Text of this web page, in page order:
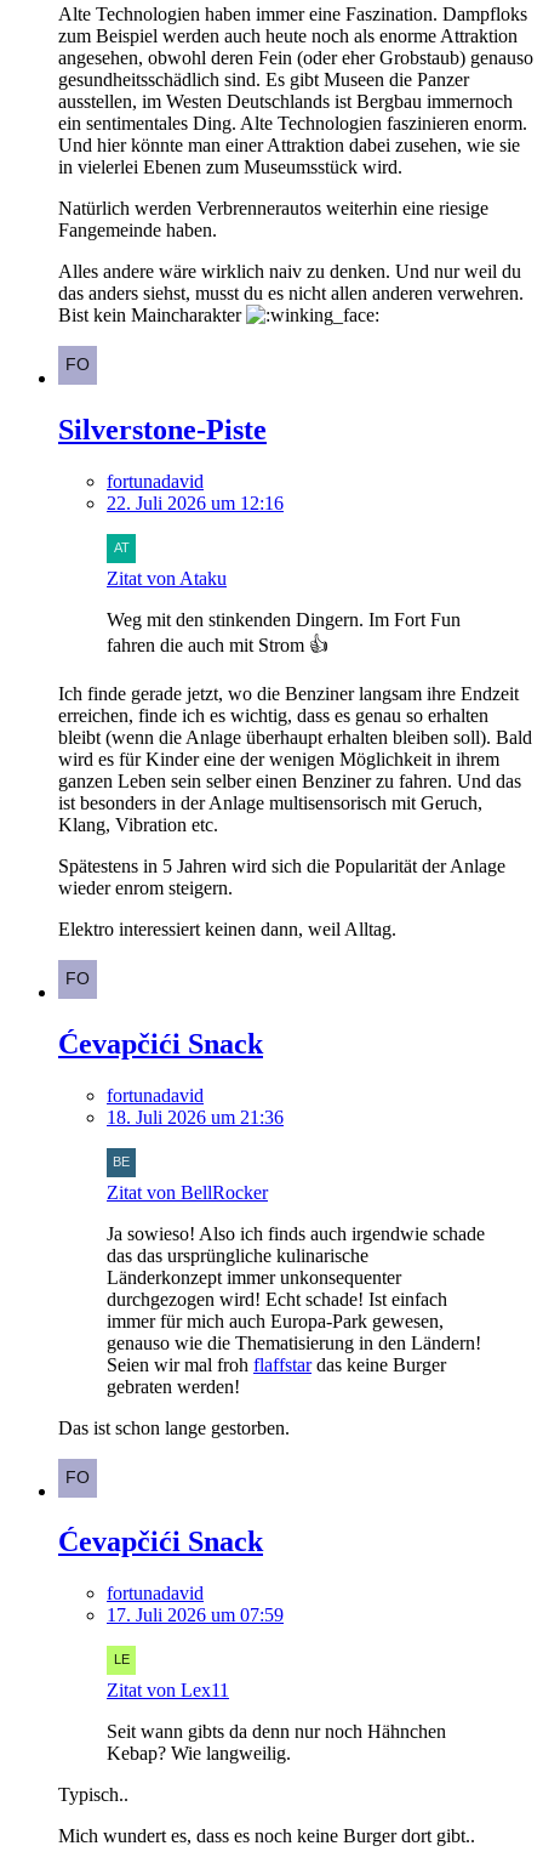
Alte Technologien haben immer eine Faszination. Dampfloks
zum Beispiel werden auch heute noch als enorme Attraktion
angesehen, obwohl deren Fein (oder eher Grobstaub) genauso
gesundheitsschädlich sind. Es gibt Museen die Panzer
ausstellen, im Westen Deutschlands ist Bergbau immernoch
ein sentimentales Ding. Alte Technologien faszinieren enorm.
Und hier könnte man einer Attraktion dabei zusehen, wie sie
in vielerlei Ebenen zum Museumsstück wird.
Natürlich werden Verbrennerautos weiterhin eine riesige
Fangemeinde haben.
Alles andere wäre wirklich naiv zu denken. Und nur weil du
das anders siehst, musst du es nicht allen anderen verwehren.
Bist kein Maincharakter
Silverstone-Piste
fortunadavid
22. Juli 2026 um 12:16
Zitat von Ataku
Weg mit den stinkenden Dingern. Im Fort Fun
fahren die auch mit Strom 👍
Ich finde gerade jetzt, wo die Benziner langsam ihre Endzeit
erreichen, finde ich es wichtig, dass es genau so erhalten
bleibt (wenn die Anlage überhaupt erhalten bleiben soll). Bald
wird es für Kinder eine der wenigen Möglichkeit in ihrem
ganzen Leben sein selber einen Benziner zu fahren. Und das
ist besonders in der Anlage multisensorisch mit Geruch,
Klang, Vibration etc.
Spätestens in 5 Jahren wird sich die Popularität der Anlage
wieder enrom steigern.
Elektro interessiert keinen dann, weil Alltag.
Ćevapčići Snack
fortunadavid
18. Juli 2026 um 21:36
Zitat von BellRocker
Ja sowieso! Also ich finds auch irgendwie schade
das das ursprüngliche kulinarische
Länderkonzept immer unkonsequenter
durchgezogen wird! Echt schade! Ist einfach
immer für mich auch Europa-Park gewesen,
genauso wie die Thematisierung in den Ländern!
Seien wir mal froh flaffstardas keine Burger
gebraten werden!
Das ist schon lange gestorben.
Ćevapčići Snack
fortunadavid
17. Juli 2026 um 07:59
Zitat von Lex11
Seit wann gibts da denn nur noch Hähnchen
Kebap? Wie langweilig.
Typisch..
Mich wundert es, dass es noch keine Burger dort gibt..